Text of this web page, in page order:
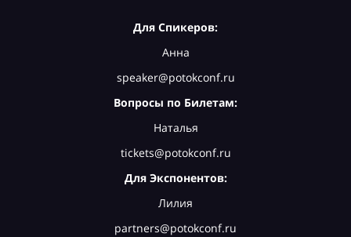
Для Спикеров:
Анна
speaker@potokconf.ru
Вопросы по Билетам:
Наталья
tickets@potokconf.ru
Для Экспонентов:
Лилия
partners@potokconf.ru